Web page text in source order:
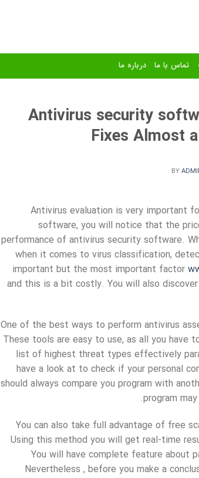
تماس با ما درباره ما
Antivirus security
Fixes Almost
BY
Antivirus evaluation is very important
software, you will notice that the
performance of antivirus security software.
when it comes to virus classification,
important but the most important factor
and this is a bit costly. You will also
One of the best ways to perform antivirus
These tools are easy to use, as all you
list of highest threat types effectively
have a look at to check if your personal
should always compare you program with
program
You can also take full advantage of free
Using this method you will get real-time
You will have complete feature about
Nevertheless , before you make a